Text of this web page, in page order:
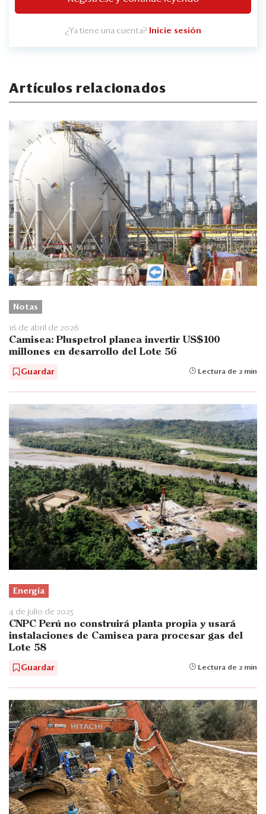
¿Ya tiene una cuenta? Inicie sesión
Artículos relacionados
Notas
16 de abril de 2026
Camisea: Pluspetrol planea invertir US$100
millones en desarrollo del Lote 56
Guardar Lectura de 2 min
Energía
4 de julio de 2025
CNPC Perú no construirá planta propia y usará
instalaciones de Camisea para procesar gas del
Lote 58
Guardar Lectura de 2 min